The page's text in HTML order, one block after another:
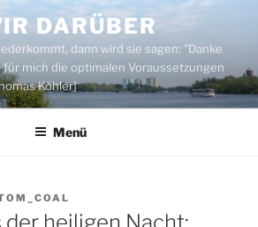
DARÜBER
dann wird sie sagen: "Danke
für mich die optimalen Voraussetzungen
Köhler]
Menü